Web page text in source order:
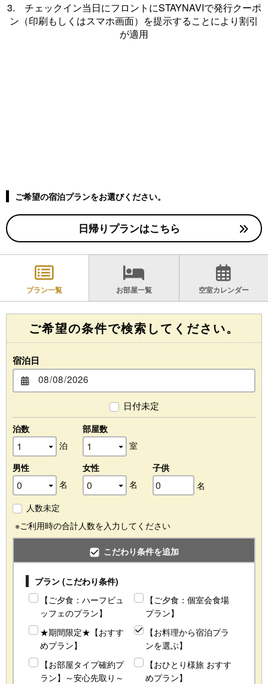
3. チェックイン当日にフロントにSTAYNAVIで発行クーポ
ン（印刷もしくはスマホ画面）を提示することにより割引
が適用
ご希望の宿泊プランをお選びください。
日帰りプランはこちら
プラン一覧 お部屋一覧 空室カレンダー
ご希望の条件で検索してください。
宿泊日
日付未定
泊数
泊
部屋数
室
男性
名
女性
名
子供
名
人数未定
※ご利用時の合計人数を入力してください
こだわり条件を追加
プラン (こだわり条件)
【ご夕食：ハーフビュ
ッフェのプラン】
【ご夕食：個室会食場
プラン】
★期間限定★【おすす
めプラン】
【お料理から宿泊プラ
ンを選ぶ】
【お部屋タイプ確約プ
ラン】～安心先取り～
【おひとり様旅 おすす
めプラン】